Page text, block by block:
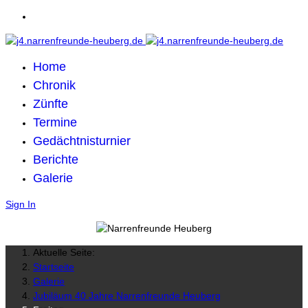
Home
Chronik
Zünfte
Termine
Gedächtnisturnier
Berichte
Galerie
Sign In
Aktuelle Seite:
Startseite
Galerie
Jubiläum 40 Jahre Narrenfreunde Heuberg